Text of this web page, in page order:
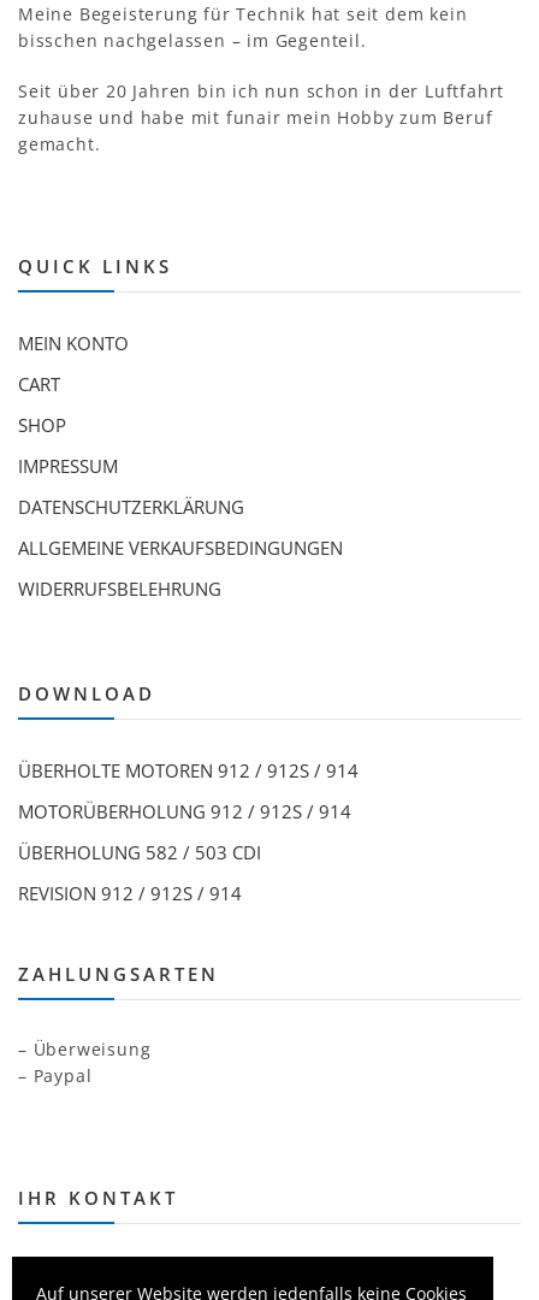
Meine Begeisterung für Technik hat seit dem kein
bisschen nachgelassen – im Gegenteil.
Seit über 20 Jahren bin ich nun schon in der Luftfahrt
zuhause und habe mit funair mein Hobby zum Beruf
gemacht.
QUICK LINKS
MEIN KONTO
CART
SHOP
IMPRESSUM
DATENSCHUTZERKLÄRUNG
ALLGEMEINE VERKAUFSBEDINGUNGEN
WIDERRUFSBELEHRUNG
DOWNLOAD
ÜBERHOLTE MOTOREN 912 / 912S / 914
MOTORÜBERHOLUNG 912 / 912S / 914
ÜBERHOLUNG 582 / 503 CDI
REVISION 912 / 912S / 914
ZAHLUNGSARTEN
– Überweisung
– Paypal
IHR KONTAKT
Auf unserer Website werden jedenfalls keine Cookies